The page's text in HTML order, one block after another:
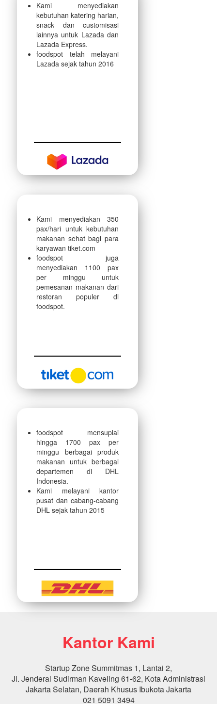
Kami menyediakan
kebutuhan katering harian,
snack dan customisasi
lainnya untuk Lazada dan
Lazada Express.
foodspot telah melayani
Lazada sejak tahun 2016
Kami menyediakan 350
pax/hari untuk kebutuhan
makanan sehat bagi para
karyawan tiket.com
foodspot juga
menyediakan 1100 pax
per minggu untuk
pemesanan makanan dari
restoran populer di
foodspot.
foodspot mensuplai
hingga 1700 pax per
minggu berbagai produk
makanan untuk berbagai
departemen di DHL
Indonesia.
Kami melayani kantor
pusat dan cabang-cabang
DHL sejak tahun 2015
Kantor Kami
Startup Zone Summitmas 1, Lantai 2,
Jl. Jenderal Sudirman Kaveling 61-62, Kota Administrasi
Jakarta Selatan, Daerah Khusus Ibukota Jakarta
021 5091 3494